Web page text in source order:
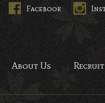
Facebook
About Us Recruit